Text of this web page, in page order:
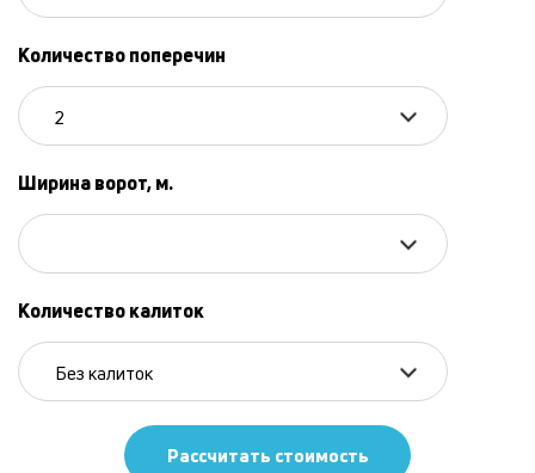
Количество поперечин
2
Ширина ворот, м.
Количество калиток
Без калиток
Рассчитать стоимость